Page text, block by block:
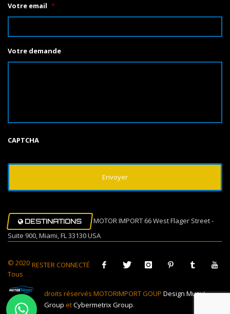
Votre email *
Votre demande
CAPTCHA
DESTINATIONS
MOTOR IMPORT 66 West Flager Street -
Suite 900, Miami, FL 33130 USA
RESTER CONNECTÉ
© 2020
Tous
droits réservés MOTORIMPORT GOUP Design Muovi
Group etCybermetrix Group.